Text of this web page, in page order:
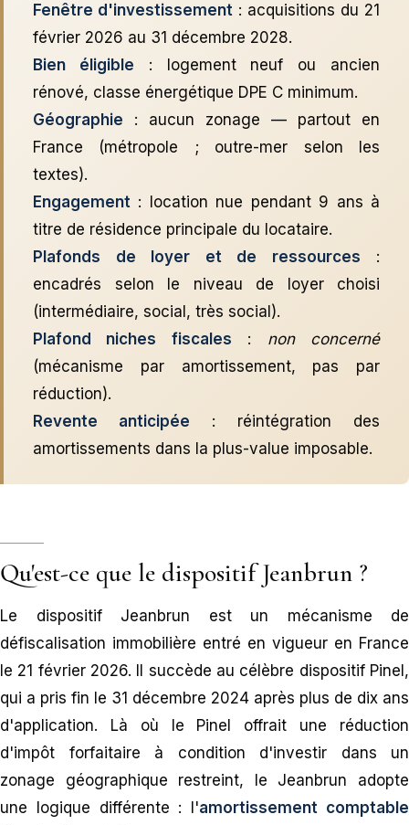
Fenêtre d'investissement : acquisitions du 21
février 2026 au 31 décembre 2028.
Bien éligible : logement neuf ou ancien
rénové, classe énergétique DPE C minimum.
Géographie : aucun zonage — partout en
France (métropole ; outre-mer selon les
textes).
Engagement : location nue pendant 9 ans à
titre de résidence principale du locataire.
Plafonds de loyer et de ressources :
encadrés selon le niveau de loyer choisi
(intermédiaire, social, très social).
Plafond niches fiscales : non concerné
(mécanisme par amortissement, pas par
réduction).
Revente anticipée : réintégration des
amortissements dans la plus-value imposable.
Qu'est-ce que le dispositif Jeanbrun ?
Le dispositif Jeanbrun est un mécanisme de
défiscalisation immobilière entré en vigueur en France
le 21 février 2026. Il succède au célèbre dispositif Pinel,
qui a pris fin le 31 décembre 2024 après plus de dix ans
d'application. Là où le Pinel offrait une réduction
d'impôt forfaitaire à condition d'investir dans un
zonage géographique restreint, le Jeanbrun adopte
une logique différente : l'amortissement comptable